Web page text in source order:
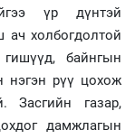
үр дүнтэй
ач холбогдолтой
байнгын
нэгэн рүү цохож
Засгийн газар,
дамжлагын